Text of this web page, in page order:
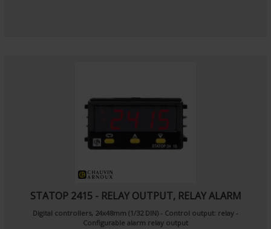
STATOP 2415 - RELAY OUTPUT, RELAY ALARM
Digital controllers, 24x48mm (1/32 DIN) - Control output: relay -
Configurable alarm relay output